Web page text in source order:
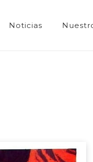
Noticias